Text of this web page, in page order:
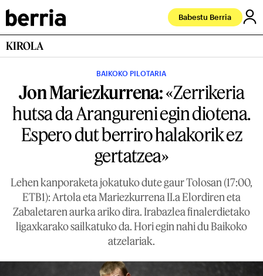
Babestu Berria
KIROLA
BAIKOKO PILOTARIA
Jon Mariezkurrena:«Zerrikeria
hutsa da Arangureni egin diotena.
Espero dut berriro halakorik ez
gertatzea»
Lehen kanporaketa jokatuko dute gaur Tolosan (17:00,
ETB1): Artola eta Mariezkurrena II.a Elordiren eta
Zabaletaren aurka ariko dira. Irabazlea finalerdietako
ligaxkarako sailkatuko da. Hori egin nahi du Baikoko
atzelariak.